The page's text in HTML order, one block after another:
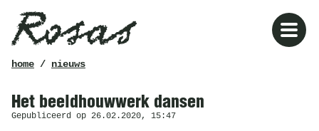
kruimelpad
home/ nieuws
Het beeldhouwwerk dansen
Gepubliceerd op 26.02.2020, 15:47